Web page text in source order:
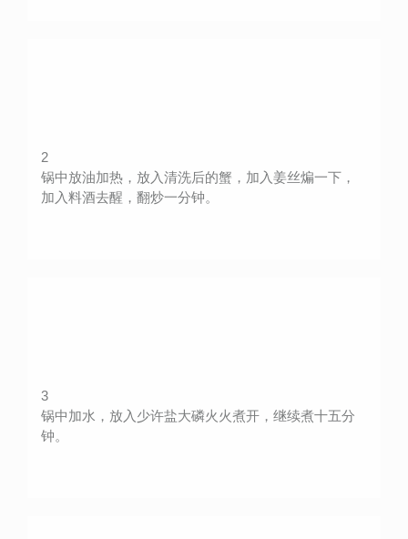
2
锅中放油加热，放入清洗后的蟹，加入姜丝煸一下，
加入料酒去醒，翻炒一分钟。
3
锅中加水，放入少许盐大磷火火煮开，继续煮十五分
钟。